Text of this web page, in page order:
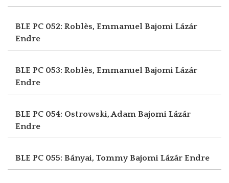
BLE PC 052: Roblès, Emmanuel Bajomi Lázár
Endre
BLE PC 053: Roblès, Emmanuel Bajomi Lázár
Endre
BLE PC 054: Ostrowski, Adam Bajomi Lázár
Endre
BLE PC 055: Bányai, TommyBajomi Lázár Endre